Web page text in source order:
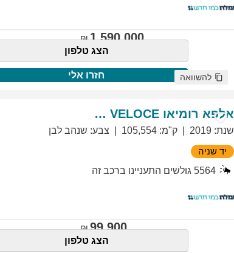
1,590,000
הצג טלפון
חזרו אלי להשוואה
אלפא רומיאו GIULIETTA VELOCE
שנת:
2019 ק"מ:
105,554 צבע: שנהב לבן
יד שניה
5564 גולשים התעניינו ברכב זה
99,900
הצג טלפון